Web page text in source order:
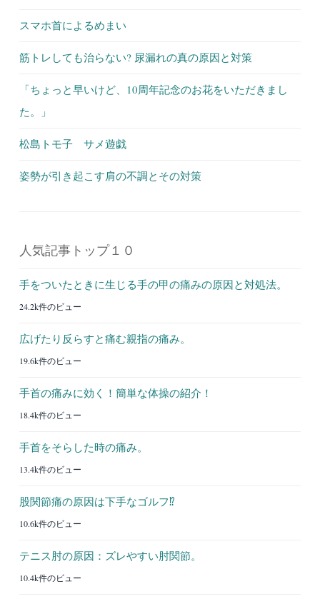
スマホ首によるめまい
筋トレしても治らない? 尿漏れの真の原因と対策
「ちょっと早いけど、10周年記念のお花をいただきまし
た。」
松島トモ子 サメ遊戯
姿勢が引き起こす肩の不調とその対策
人気記事トップ１０
手をついたときに生じる手の甲の痛みの原因と対処法。
24.2k件のビュー
広げたり反らすと痛む親指の痛み。
19.6k件のビュー
手首の痛みに効く！簡単な体操の紹介！
18.4k件のビュー
手首をそらした時の痛み。
13.4k件のビュー
股関節痛の原因は下手なゴルフ⁉︎
10.6k件のビュー
テニス肘の原因：ズレやすい肘関節。
10.4k件のビュー